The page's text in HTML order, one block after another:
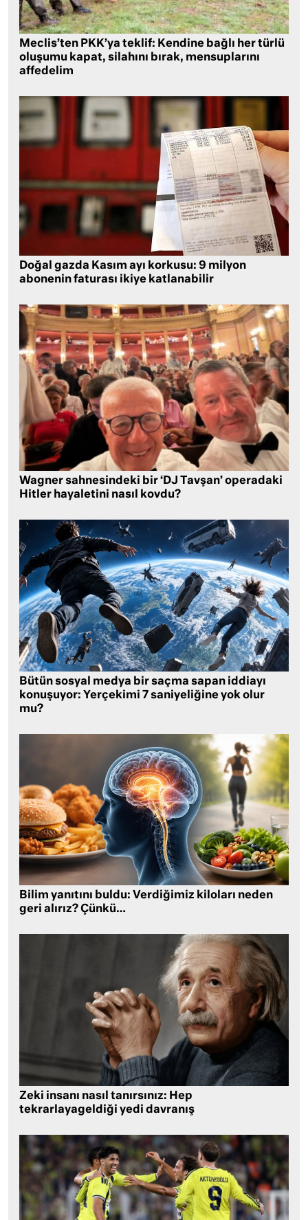
Meclis’ten PKK’ya teklif: Kendine bağlı her türlü
oluşumu kapat, silahını bırak, mensuplarını
affedelim
Doğal gazda Kasım ayı korkusu: 9 milyon
abonenin faturası ikiye katlanabilir
Wagner sahnesindeki bir ‘DJ Tavşan’ operadaki
Hitler hayaletini nasıl kovdu?
Bütün sosyal medya bir saçma sapan iddiayı
konuşuyor: Yerçekimi 7 saniyeliğine yok olur
mu?
Bilim yanıtını buldu: Verdiğimiz kiloları neden
geri alırız? Çünkü…
Zeki insanı nasıl tanırsınız: Hep
tekrarlayageldiği yedi davranış